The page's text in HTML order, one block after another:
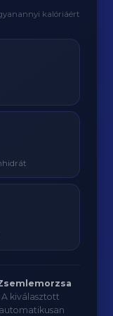
kalóriáért
kiválasztott